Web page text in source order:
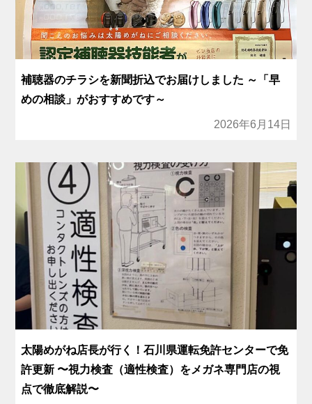
補聴器のチラシを新聞折込でお届けしました ～「早
めの相談」がおすすめです～
2026年6月14日
太陽めがね店長が行く！石川県運転免許センターで免
許更新 〜視力検査（適性検査）をメガネ専門店の視
点で徹底解説〜